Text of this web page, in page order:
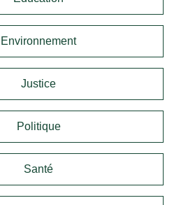
Environnement
Justice
Politique
Santé